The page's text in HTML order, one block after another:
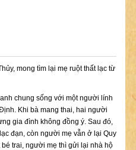
mong tìm lại mẹ ruột thất lạc từ
chung sống với một người lính
Khi bà mang thai, hai người
gia đình không đồng ý. Sau đó,
đạn, còn người mẹ vẫn ở lại Quy
trai, người mẹ thì gửi lại nhà hộ